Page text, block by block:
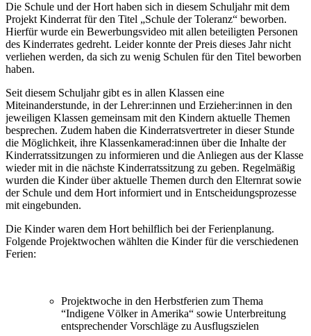
Die Schule und der Hort haben sich in diesem Schuljahr mit dem
Projekt Kinderrat für den Titel „Schule der Toleranz“ beworben.
Hierfür wurde ein Bewerbungsvideo mit allen beteiligten Personen
des Kinderrates gedreht. Leider konnte der Preis dieses Jahr nicht
verliehen werden, da sich zu wenig Schulen für den Titel beworben
haben.
Seit diesem Schuljahr gibt es in allen Klassen eine
Miteinanderstunde, in der Lehrer:innen und Erzieher:innen in den
jeweiligen Klassen gemeinsam mit den Kindern aktuelle Themen
besprechen. Zudem haben die Kinderratsvertreter in dieser Stunde
die Möglichkeit, ihre Klassenkamerad:innen über die Inhalte der
Kinderratssitzungen zu informieren und die Anliegen aus der Klasse
wieder mit in die nächste Kinderratssitzung zu geben. Regelmäßig
wurden die Kinder über aktuelle Themen durch den Elternrat sowie
der Schule und dem Hort informiert und in Entscheidungsprozesse
mit eingebunden.
Die Kinder waren dem Hort behilflich bei der Ferienplanung.
Folgende Projektwochen wählten die Kinder für die verschiedenen
Ferien:
Projektwoche in den Herbstferien zum Thema
“Indigene Völker in Amerika“ sowie Unterbreitung
entsprechender Vorschläge zu Ausflugszielen